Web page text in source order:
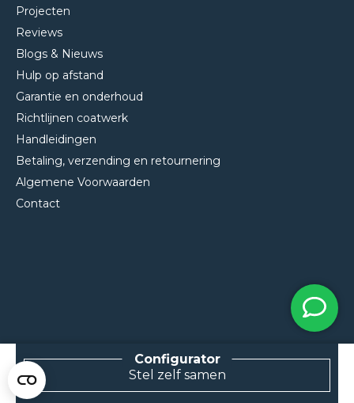
Projecten
Reviews
Blogs & Nieuws
Hulp op afstand
Garantie en onderhoud
Richtlijnen coatwerk
Handleidingen
Betaling, verzending en retournering
Algemene Voorwaarden
Contact
NEEM CONTACT MET ONS OP
Van Klompenburg Hekwerk B.V.
De Rietkraag 11
Stel zelf samen